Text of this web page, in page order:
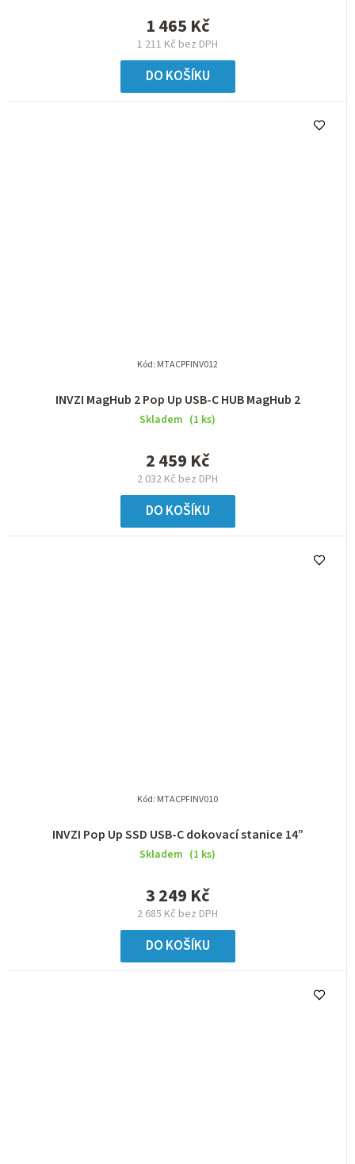
1 211 Kč bez DPH
1 465 Kč
DO KOŠÍKU
INVZI MagHub 2 Pop Up USB-C HUB MagHub 2
Skladem (1 ks)
2 032 Kč bez DPH
2 459 Kč
DO KOŠÍKU
Kód: MTACPFINV012
INVZI Pop Up SSD USB-C dokovací stanice 14”
Skladem (1 ks)
2 685 Kč bez DPH
3 249 Kč
DO KOŠÍKU
Kód: MTACPFINV010